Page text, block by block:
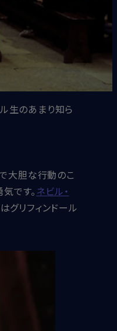
生のあまり知ら
大胆な行動のこ
です。 ネビル・
グリフィンドール